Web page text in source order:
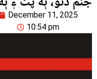
December 11, 2025
10:54 pm